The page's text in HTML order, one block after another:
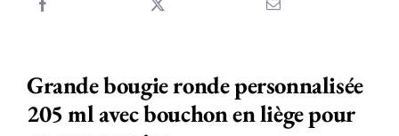
Grande bougie ronde personnalisée
205 ml avec bouchon en liège pour